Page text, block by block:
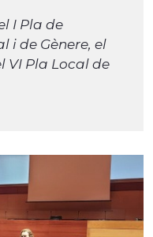
I Pla de
i de Gènere, el
VI Pla Local de